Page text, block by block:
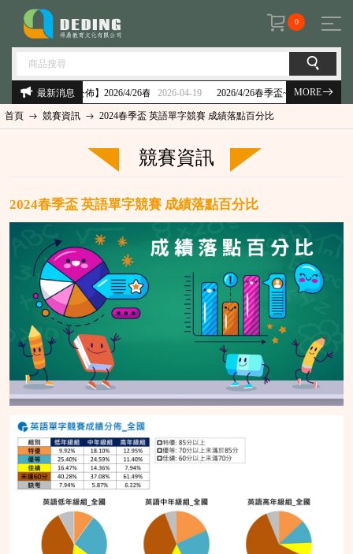
0
最新消息 2026-04-19 2026/4/26春季盃~電子准考證已開放查詢&考前須知
2026-01-28
MORE
首頁 競賽資訊 2024春季盃 英語單字競賽 成績落點百分比
競賽資訊
2024春季盃 英語單字競賽 成績落點百分比